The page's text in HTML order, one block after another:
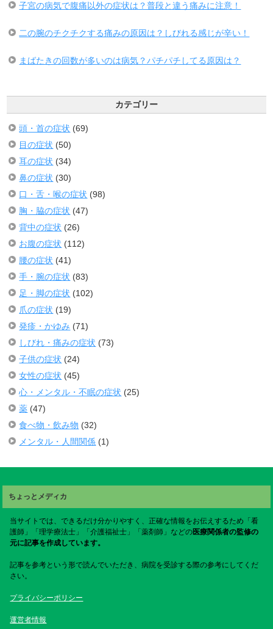
子宮の病気で腹痛以外の症状は？普段と違う痛みに注意！
二の腕のチクチクする痛みの原因は？しびれる感じが辛い！
まばたきの回数が多いのは病気？パチパチしてる原因は？
カテゴリー
頭・首の症状 (69)
目の症状 (50)
耳の症状 (34)
鼻の症状 (30)
口・舌・喉の症状 (98)
胸・脇の症状 (47)
背中の症状 (26)
お腹の症状 (112)
腰の症状 (41)
手・腕の症状 (83)
足・脚の症状 (102)
爪の症状 (19)
発疹・かゆみ (71)
しびれ・痛みの症状 (73)
子供の症状 (24)
女性の症状 (45)
心・メンタル・不眠の症状 (25)
薬 (47)
食べ物・飲み物 (32)
メンタル・人間関係 (1)
ちょっとメディカ
当サイトでは、できるだけ分かりやすく、正確な情報をお伝えするため「看
護師」「理学療法士」「介護福祉士」「薬剤師」などの医療関係者の監修の
元に記事を作成しています。
記事を参考という形で読んでいただき、病院を受診する際の参考にしてくだ
さい。
プライバシーポリシー
運営者情報